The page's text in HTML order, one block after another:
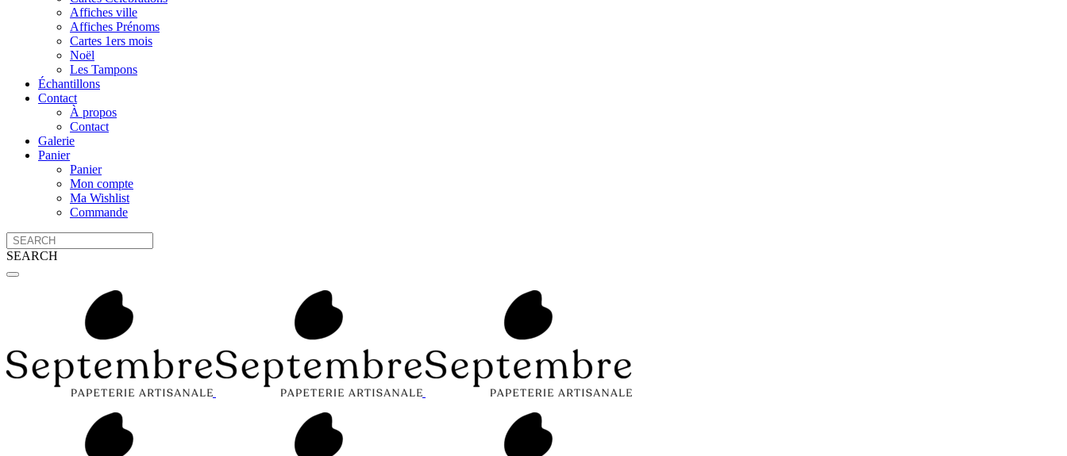
Affiches ville
Affiches Prénoms
Cartes 1ers mois
Noël
Les Tampons
Échantillons
Contact
À propos
Contact
Galerie
Panier
Panier
Mon compte
Ma Wishlist
Commande
SEARCH